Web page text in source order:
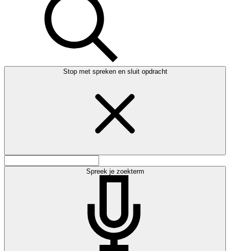
Stop met spreken en sluit opdracht
Spreek je zoekterm